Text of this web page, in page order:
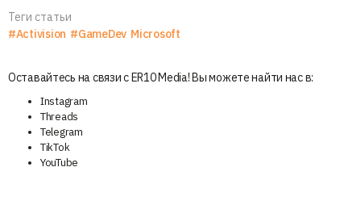
Теги статьи
#Activision #GameDev Microsoft
Оставайтесь на связи с ER10 Media! Вы можете найти нас в:
Instagram
Threads
Telegram
TikTok
YouTube